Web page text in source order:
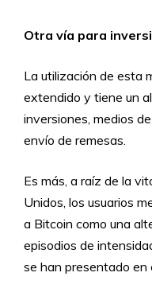
Otra vía para
La utilización de esta
extendido y tiene un
inversiones, medios
envío de remesas.
Es más, a raíz de la
Unidos, los usuarios
a Bitcoin como una
episodios de
se han presentado en